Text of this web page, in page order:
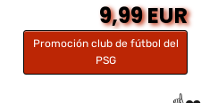
9,99 EUR
Promoción club de fútbol del
PSG